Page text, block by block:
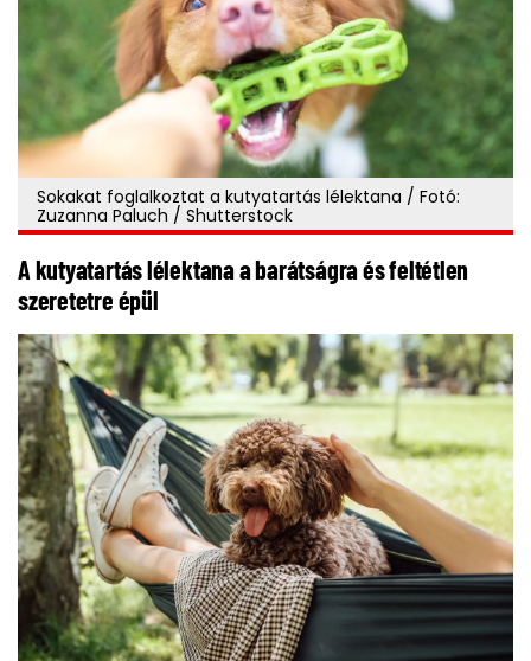
Sokakat foglalkoztat a kutyatartás lélektana / Fotó:
Zuzanna Paluch / Shutterstock
A kutyatartás lélektana a barátságra és feltétlen
szeretetre épül